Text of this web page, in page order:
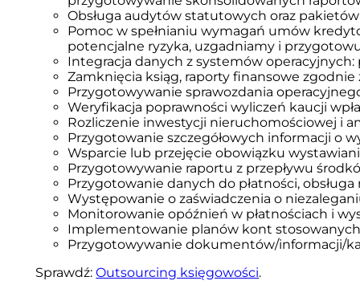
Obsługa audytów statutowych oraz
Pomoc w spełnianiu wymagań umów
potencjalne ryzyka, uzgadniamy i
Integracja danych z systemów operacyjnych:
Zamknięcia ksiąg, raporty finansowe
Przygotowywanie sprawozdania
Weryfikacja poprawności wyliczeń kaucji
Rozliczenie inwestycji nieruchomościowej i
Przygotowanie szczegółowych informacji o
Wsparcie lub przejęcie obowiązku
Przygotowywanie raportu z przepływu
Przygotowanie danych do płatności,
Występowanie o zaświadczenia o
Monitorowanie opóźnień w płatnościach i
Implementowanie planów kont stosowanych
Przygotowywanie dokumentów/informacji/
Sprawdź:Outsourcing księgowości.